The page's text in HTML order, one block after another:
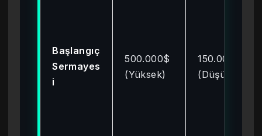
Başlangıç
Sermayes
i
500.000$
(Yüksek)
150.000$
(Düşük)